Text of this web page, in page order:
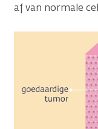
af van normale